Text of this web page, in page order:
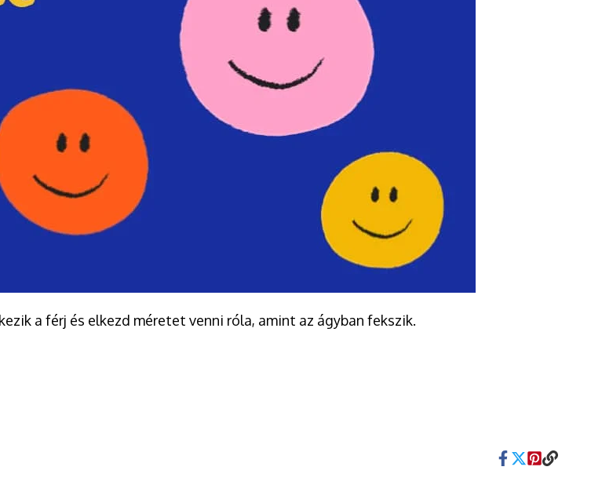
a férj és elkezd méretet venni róla, amint az ágyban fekszik.